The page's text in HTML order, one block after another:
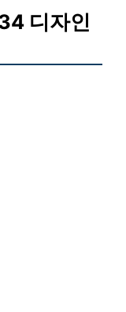
디자인